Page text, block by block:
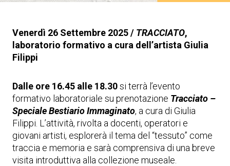
Venerdì 26 Settembre 2025 / TRACCIATO,
laboratorio formativo a cura dell’artista Giulia
Filippi
Dalle ore 16.45 alle 18.30si terrà l’evento
formativo laboratoriale su prenotazione Tracciato –
Speciale Bestiario Immaginato, a cura di Giulia
Filippi. L’attività, rivolta a docenti, operatori e
giovani artisti, esplorerà il tema del “tessuto” come
traccia e memoria e sarà comprensiva di una breve
visita introduttiva alla collezione museale.